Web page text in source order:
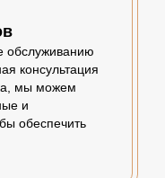
обслуживанию
консультация
мы можем
и
обеспечить